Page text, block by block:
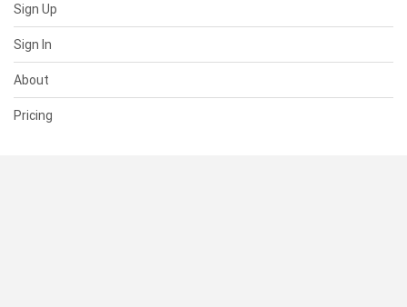
Sign Up
Sign In
About
Pricing